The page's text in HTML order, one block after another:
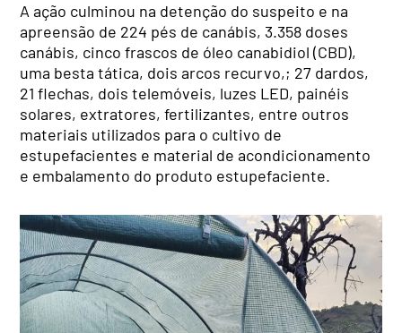
A ação culminou na detenção do suspeito e na
apreensão de 224 pés de canábis, 3.358 doses
canábis, cinco frascos de óleo canabidiol (CBD),
uma besta tática, dois arcos recurvo,; 27 dardos,
21 flechas, dois telemóveis, luzes LED, painéis
solares, extratores, fertilizantes, entre outros
materiais utilizados para o cultivo de
estupefacientes e material de acondicionamento
e embalamento do produto estupefaciente.